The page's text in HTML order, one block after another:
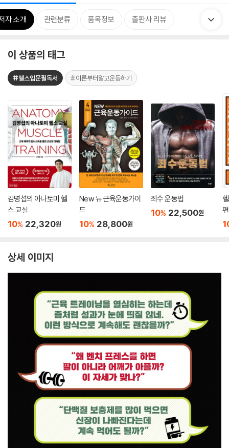
자 소개 관련분류 품목정보 출판사 리뷰
이 상품의 태그
#헬스입문필독서 #이론부터알고운동하기
김명섭의 아나토미 헬
스 교실
10% 22,320원
New 뉴 근육운동가이
드
10% 28,800원
죄수 운동법
10% 22,500원
편
상세 이미지